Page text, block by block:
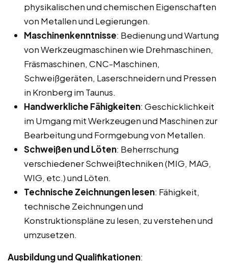
physikalischen und chemischen Eigenschaften
von Metallen und Legierungen.
Maschinenkenntnisse: Bedienung und Wartung
von Werkzeugmaschinen wie Drehmaschinen,
Fräsmaschinen, CNC-Maschinen,
Schweißgeräten, Laserschneidern und Pressen
in Kronberg im Taunus.
Handwerkliche Fähigkeiten: Geschicklichkeit
im Umgang mit Werkzeugen und Maschinen zur
Bearbeitung und Formgebung von Metallen.
Schweißen und Löten: Beherrschung
verschiedener Schweißtechniken (MIG, MAG,
WIG, etc.) und Löten.
Technische Zeichnungen lesen: Fähigkeit,
technische Zeichnungen und
Konstruktionspläne zu lesen, zu verstehen und
umzusetzen.
Ausbildung und Qualifikationen: